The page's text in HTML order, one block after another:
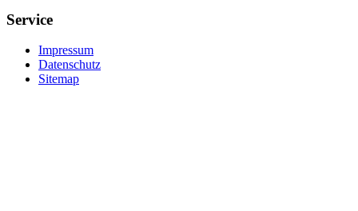
Service
Impressum
Datenschutz
Sitemap